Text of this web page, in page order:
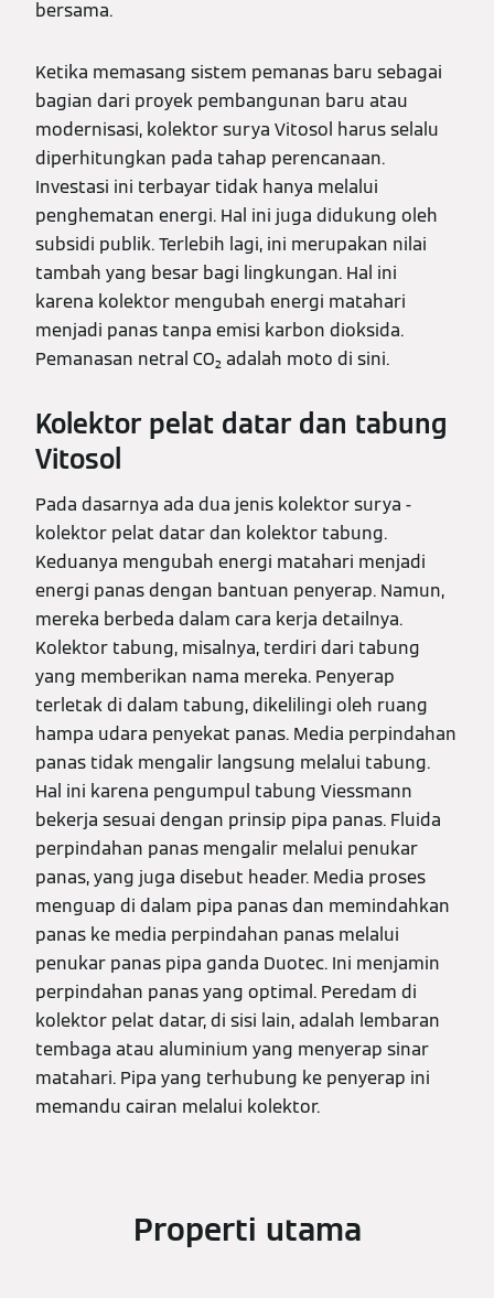
bersama.
Ketika memasang sistem pemanas baru sebagai
bagian dari proyek pembangunan baru atau
modernisasi, kolektor surya Vitosol harus selalu
diperhitungkan pada tahap perencanaan.
Investasi ini terbayar tidak hanya melalui
penghematan energi. Hal ini juga didukung oleh
subsidi publik. Terlebih lagi, ini merupakan nilai
tambah yang besar bagi lingkungan. Hal ini
karena kolektor mengubah energi matahari
menjadi panas tanpa emisi karbon dioksida.
Pemanasan netral CO₂ adalah moto di sini.
Kolektor pelat datar dan tabung
Vitosol
Pada dasarnya ada dua jenis kolektor surya -
kolektor pelat datar dan kolektor tabung.
Keduanya mengubah energi matahari menjadi
energi panas dengan bantuan penyerap. Namun,
mereka berbeda dalam cara kerja detailnya.
Kolektor tabung, misalnya, terdiri dari tabung
yang memberikan nama mereka. Penyerap
terletak di dalam tabung, dikelilingi oleh ruang
hampa udara penyekat panas. Media perpindahan
panas tidak mengalir langsung melalui tabung.
Hal ini karena pengumpul tabung Viessmann
bekerja sesuai dengan prinsip pipa panas. Fluida
perpindahan panas mengalir melalui penukar
panas, yang juga disebut header. Media proses
menguap di dalam pipa panas dan memindahkan
panas ke media perpindahan panas melalui
penukar panas pipa ganda Duotec. Ini menjamin
perpindahan panas yang optimal. Peredam di
kolektor pelat datar, di sisi lain, adalah lembaran
tembaga atau aluminium yang menyerap sinar
matahari. Pipa yang terhubung ke penyerap ini
memandu cairan melalui kolektor.
Properti utama